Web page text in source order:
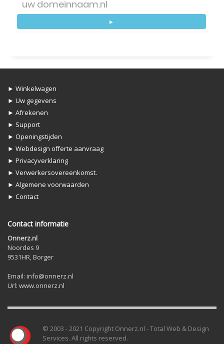
►
► Winkelwagen
► Uw gegevens
► Afrekenen
► Support
► Openingstijden
► Webdesign offerte aanvraag
► Privacyverklaring
► Verwerkersovereenkomst.
► Algemene voorwaarden
► Contact
Contact informatie
Onnerz.nl
Noordes 9
9531HR, Borger
Email: info@onnerz.nl
Url: www.onnerz.nl
© 2003 - 2021 Copyright Onnerz.nl - Total Web & Design
Services. All rights reserved.